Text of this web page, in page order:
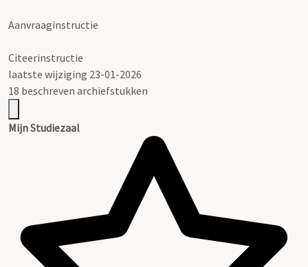
Aanvraaginstructie
Citeerinstructie
laatste wijziging 23-01-2026
18 beschreven archiefstukken
Mijn Studiezaal